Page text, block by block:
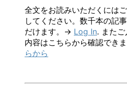
全文をお読みいただくには
してください。数千本の記
だけます。→ Log In. また
内容はこちらから確認でき
らから